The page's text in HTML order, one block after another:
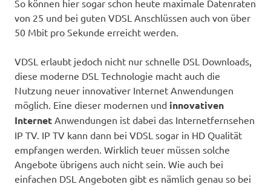
So können hier sogar schon heute maximale Datenraten
von 25 und bei guten VDSL Anschlüssen auch von über
50 Mbit pro Sekunde erreicht werden.
VDSL erlaubt jedoch nicht nur schnelle DSL Downloads,
diese moderne DSL Technologie macht auch die
Nutzung neuer innovativer Internet Anwendungen
möglich. Eine dieser modernen und innovativen
Internet Anwendungen ist dabei das Internetfernsehen
IP TV. IP TV kann dann bei VDSL sogar in HD Qualität
empfangen werden. Wirklich teuer müssen solche
Angebote übrigens auch nicht sein. Wie auch bei
einfachen DSL Angeboten gibt es nämlich genau so bei